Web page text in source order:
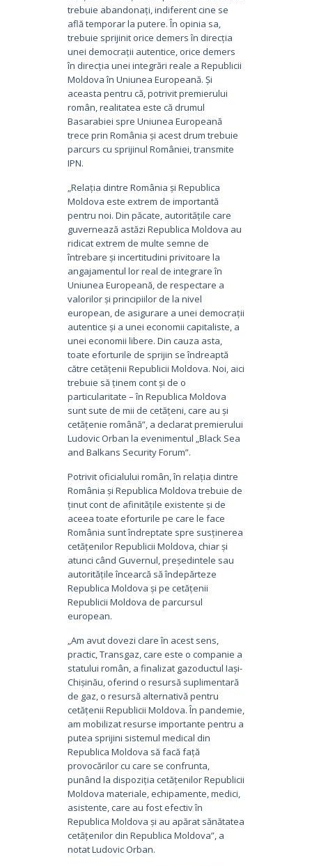
trebuie abandonați, indiferent cine se
află temporar la putere. În opinia sa,
trebuie sprijinit orice demers în direcția
unei democrații autentice, orice demers
în direcția unei integrări reale a Republicii
Moldova în Uniunea Europeană. Și
aceasta pentru că, potrivit premierului
român, realitatea este că drumul
Basarabiei spre Uniunea Europeană
trece prin România și acest drum trebuie
parcurs cu sprijinul României, transmite
IPN.
„Relația dintre România și Republica
Moldova este extrem de importantă
pentru noi. Din păcate, autoritățile care
guvernează astăzi Republica Moldova au
ridicat extrem de multe semne de
întrebare și incertitudini privitoare la
angajamentul lor real de integrare în
Uniunea Europeană, de respectare a
valorilor și principiilor de la nivel
european, de asigurare a unei democrații
autentice și a unei economii capitaliste, a
unei economii libere. Din cauza asta,
toate eforturile de sprijin se îndreaptă
către cetățenii Republicii Moldova. Noi, aici
trebuie să ținem cont și de o
particularitate – în Republica Moldova
sunt sute de mii de cetățeni, care au și
cetățenie română”, a declarat premierului
Ludovic Orban la evenimentul „Black Sea
and Balkans Security Forum”.
Potrivit oficialului român, în relația dintre
România și Republica Moldova trebuie de
ținut cont de afinitățile existente și de
aceea toate eforturile pe care le face
România sunt îndreptate spre susținerea
cetățenilor Republicii Moldova, chiar și
atunci când Guvernul, președintele sau
autoritățile încearcă să îndepărteze
Republica Moldova și pe cetățenii
Republicii Moldova de parcursul
european.
„Am avut dovezi clare în acest sens,
practic, Transgaz, care este o companie a
statului român, a finalizat gazoductul Iași-
Chișinău, oferind o resursă suplimentară
de gaz, o resursă alternativă pentru
cetățenii Republicii Moldova. În pandemie,
am mobilizat resurse importante pentru a
putea sprijini sistemul medical din
Republica Moldova să facă față
provocărilor cu care se confrunta,
punând la dispoziția cetățenilor Republicii
Moldova materiale, echipamente, medici,
asistente, care au fost efectiv în
Republica Moldova și au apărat sănătatea
cetățenilor din Republica Moldova”, a
notat Ludovic Orban.